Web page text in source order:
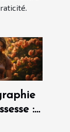
:
pour